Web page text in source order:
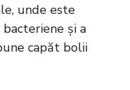
unde este
și a
capăt bolii